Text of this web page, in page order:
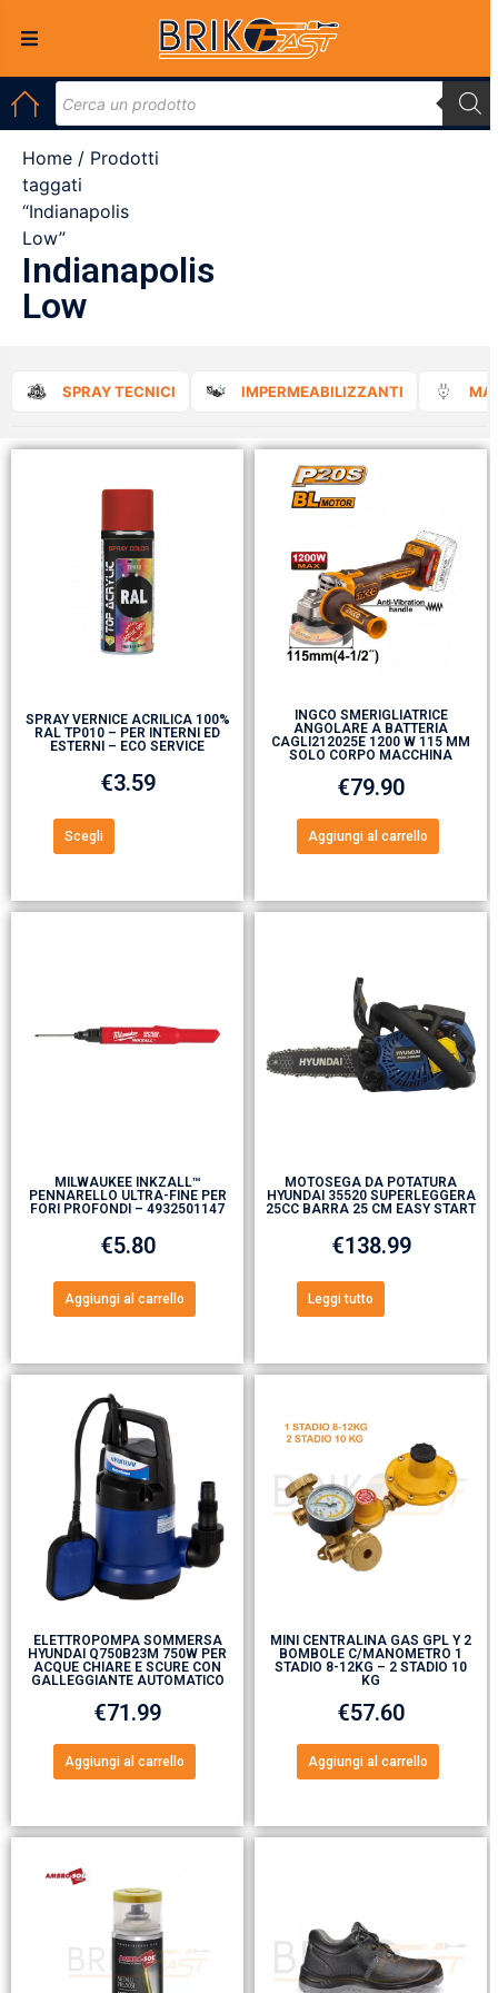
Home / Prodotti
taggati
“Indianapolis
Low”
Indianapolis
Low
SPRAY TECNICI IMPERMEABILIZZANTI
SPRAY VERNICE ACRILICA 100%
RAL TP010 – PER INTERNI ED
ESTERNI – ECO SERVICE
€3.59
Scegli
INGCO SMERIGLIATRICE
ANGOLARE A BATTERIA
CAGLI212025E 1200 W 115 MM
SOLO CORPO MACCHINA
€79.90
Aggiungi al carrello
MILWAUKEE INKZALL™
PENNARELLO ULTRA-FINE PER
FORI PROFONDI – 4932501147
€5.80
Aggiungi al carrello
MOTOSEGA DA POTATURA
HYUNDAI 35520 SUPERLEGGERA
25CC BARRA 25 CM EASY START
€138.99
Leggi tutto
ELETTROPOMPA SOMMERSA
HYUNDAI Q750B23M 750W PER
ACQUE CHIARE E SCURE CON
GALLEGGIANTE AUTOMATICO
€71.99
Aggiungi al carrello
MINI CENTRALINA GAS GPL Y 2
BOMBOLE C/MANOMETRO 1
STADIO 8-12KG – 2 STADIO 10
KG
€57.60
Aggiungi al carrello